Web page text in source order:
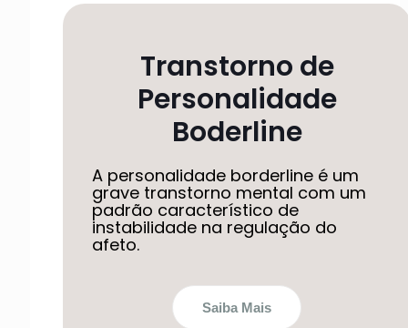
Transtorno de
Personalidade
Boderline
A personalidade borderline é um
grave transtorno mental com um
padrão característico de
instabilidade na regulação do
afeto.
Saiba Mais